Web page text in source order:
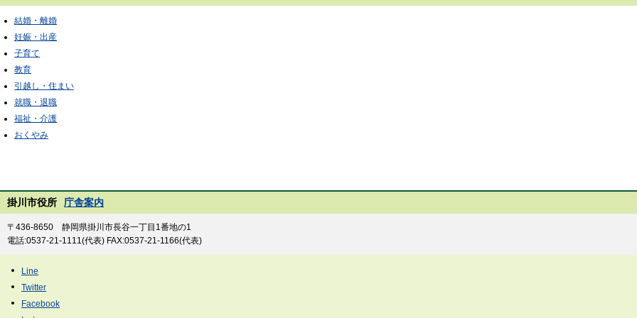
結婚・離婚
妊娠・出産
子育て
教育
引越し・住まい
就職・退職
福祉・介護
おくやみ
掛川市役所 庁舎案内
〒436-8650 静岡県掛川市長谷一丁目1番地の1
電話:0537-21-1111(代表) FAX:0537-21-1166(代表)